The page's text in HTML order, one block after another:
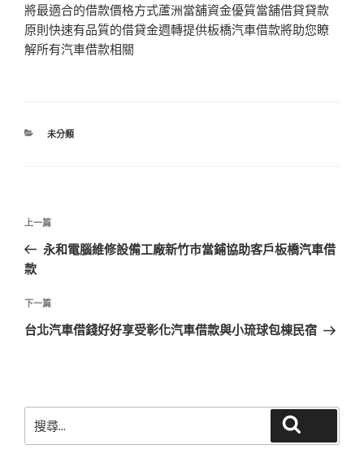
將最適合的借款價格方式蘆洲當舖資金優質當舖借貸貸款
原則快速有品質的借貸金週轉提供板橋汽車借款將助您瞭
解所有汽車借款相關
分
未分類
文
導
覽
上
一
篇
章
上一篇
永和電腦維修設備工廠新竹市當鋪協助客戶板橋汽車借
款
下
一
下一篇
台北汽車借錢好好享受彰化汽車借款與小琉球包棟民宿
尋